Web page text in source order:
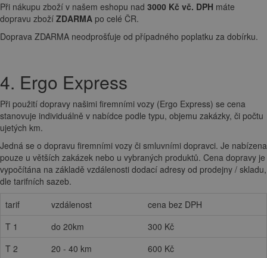
Při nákupu zboží v našem eshopu nad 3000 Kč vč. DPH máte
dopravu zboží ZDARMA po celé ČR.
Doprava ZDARMA neodprošťuje od případného poplatku za dobírku.
4. Ergo Express
Při použití dopravy našimi firemními vozy (Ergo Express) se cena
stanovuje individuálně v nabídce podle typu, objemu zakázky, či počtu
ujetých km.
Jedná se o dopravu firemními vozy či smluvními dopravci. Je nabízena
pouze u větších zakázek nebo u vybraných produktů. Cena dopravy je
vypočítána na základě vzdálenosti dodací adresy od prodejny / skladu,
dle tarifních sazeb.
tarif
vzdálenost
cena bez DPH
T 1
do 20km
300 Kč
T 2
20 - 40 km 600 Kč